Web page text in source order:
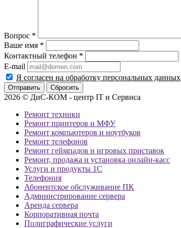
Вопрос *
Ваше имя *
Контактный телефон *
E-mail
Я согласен на обработку персональных данных
Сбросить
2026 © ДиС-КОМ - центр IT и Сервиса
Ремонт техники
Ремонт принтеров и МФУ
Ремонт компьютеров и ноутбуков
Ремонт телефонов
Ремонт геймпадов и игровых приставок
Ремонт, продажа и установка онлайн-касс
Услуги и продукты 1С
Телефония
Абонентское обслуживание ПК
Администрирование сервера
Аренда сервера
Корпоративная почта
Полиграфические услуги